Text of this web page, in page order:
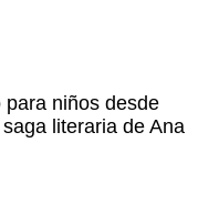
niños desde
literaria de Ana